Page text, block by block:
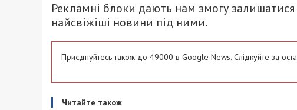
Рекламні блоки дають нам змогу
найсвіжіші новини під ними.
Приєднуйтесь також до 49000 в Google News. Слідкуйте за
Читайте також